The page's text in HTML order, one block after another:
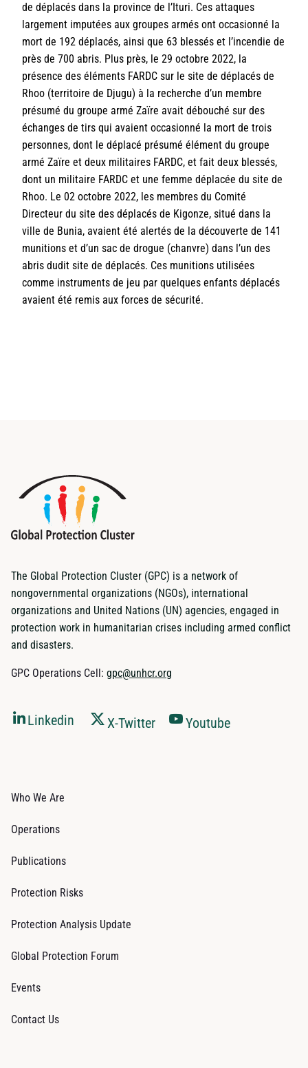
de déplacés dans la province de l’Ituri. Ces attaques
largement imputées aux groupes armés ont occasionné la
mort de 192 déplacés, ainsi que 63 blessés et l’incendie de
près de 700 abris. Plus près, le 29 octobre 2022, la
présence des éléments FARDC sur le site de déplacés de
Rhoo (territoire de Djugu) à la recherche d’un membre
présumé du groupe armé Zaïre avait débouché sur des
échanges de tirs qui avaient occasionné la mort de trois
personnes, dont le déplacé présumé élément du groupe
armé Zaïre et deux militaires FARDC, et fait deux blessés,
dont un militaire FARDC et une femme déplacée du site de
Rhoo. Le 02 octobre 2022, les membres du Comité
Directeur du site des déplacés de Kigonze, situé dans la
ville de Bunia, avaient été alertés de la découverte de 141
munitions et d’un sac de drogue (chanvre) dans l’un des
abris dudit site de déplacés. Ces munitions utilisées
comme instruments de jeu par quelques enfants déplacés
avaient été remis aux forces de sécurité.
The Global Protection Cluster (GPC) is a network of
nongovernmental organizations (NGOs), international
organizations and United Nations (UN) agencies, engaged in
protection work in humanitarian crises including armed conflict
and disasters.
GPC Operations Cell: gpc@unhcr.org
Linkedin X-Twitter Youtube
Who We Are
Operations
Publications
Protection Risks
Protection Analysis Update
Global Protection Forum
Events
Contact Us